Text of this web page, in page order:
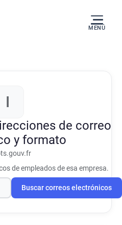
MENÚ
I
de correo
y formato
de empleados de esa empresa.
Buscar correos electrónicos